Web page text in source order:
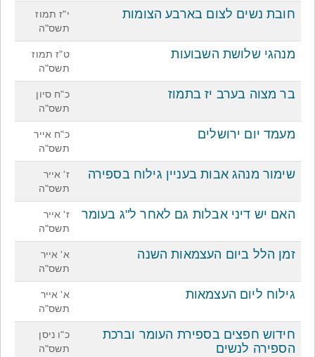
חובת נשים לצום בארבע הצומות
י"ז תמוז
תשס"ה
מנהגי שלושת השבועות
ט"ז תמוז
תשס"ה
בר מצוה בערב יז בתמוז
כ"ח סיון
תשס"ה
מעמד יום ירושלים
כ"ח אייר
תשס"ה
שימור מנהג אבות בעניין גילוח בספירה
ז' אייר
תשס"ה
האם יש דיני אבלות גם לאחר ל"ג בעומר
ז' אייר
תשס"ה
זמן הלל ביום העצמאות השנה
א' אייר
תשס"ה
גילוח ליום העצמאות
א' אייר
תשס"ה
חידוש חפצים בספירת העומר וברכת
הספירה לנשים
כ"ו ניסן
תשס"ה